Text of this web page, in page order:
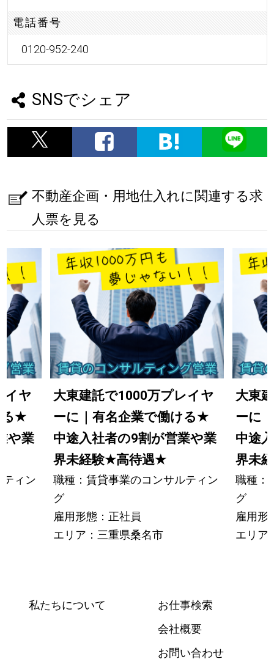
電話番号
0120-952-240
SNSでシェア
不動産企画・用地仕入れに関連する求
人票を見る
イヤ
★
や業
ィン
大東建託で1000万プレイヤ
ーに｜有名企業で働ける★
中途入社者の9割が営業や業
界未経験★高待遇★
職種：賃貸事業のコンサルティン
グ
雇用形態：正社員
エリア：三重県桑名市
大東
ーに
中途
界未
職種：
グ
雇用形
エリア
私たちについて
お仕事検索
会社概要
お問い合わせ